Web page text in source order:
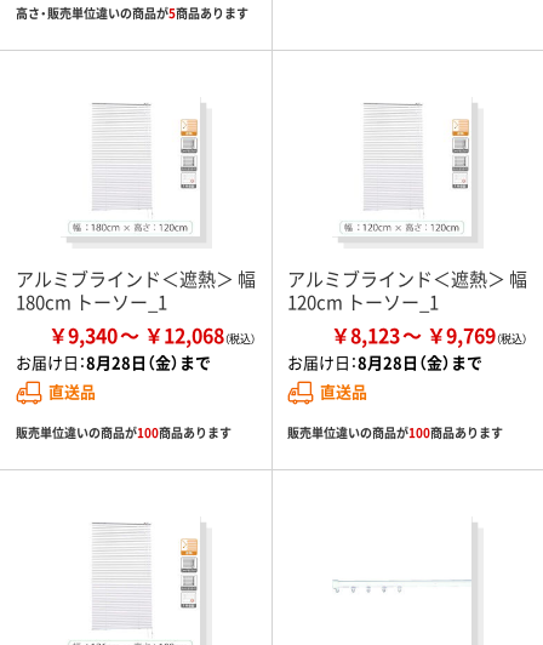
高さ・販売単位違いの商品が5商品あります
アルミブラインド＜遮熱＞ 幅
180cm トーソー_1
￥9,340 ￥12,068
お届け日：8月28日（金）まで
直送品
販売単位違いの商品が100商品あります
アルミブラインド＜遮熱＞ 幅
120cm トーソー_1
￥8,123 ￥9,769
お届け日：8月28日（金）まで
直送品
販売単位違いの商品が100商品あります